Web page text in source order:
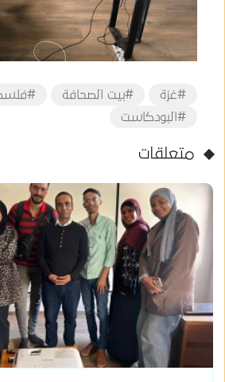
#غزة #بيت الصحافة
#البودكاست
متعلقات